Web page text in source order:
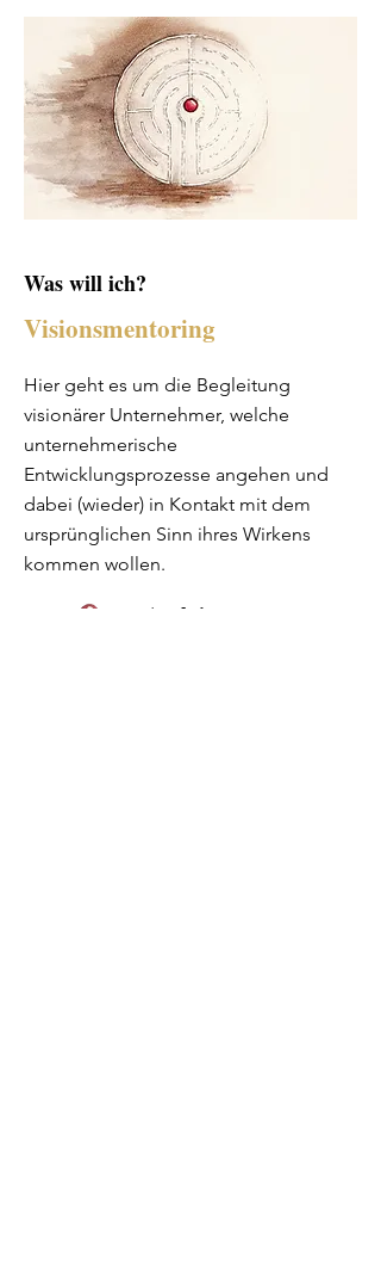
Was will ich?
Visionsmentoring
Hier geht es um die Begleitung
visionärer Unternehmer, welche
unternehmerische
Entwicklungsprozesse angehen und
dabei (wieder) in Kontakt mit dem
ursprünglichen Sinn ihres Wirkens
kommen wollen.
Auch interessant